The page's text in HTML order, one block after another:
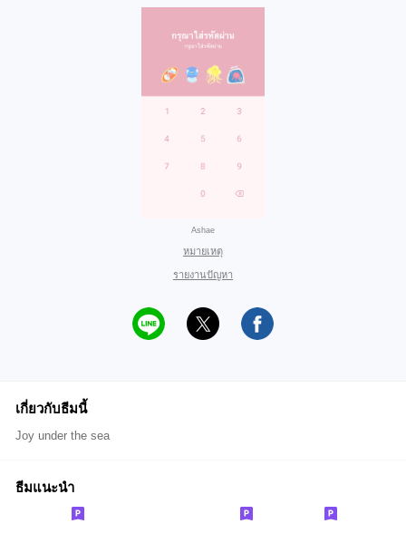
Ashae
หมายเหตุ
รายงานปัญหา
เกี่ยวกับธีมนี้
Joy under the sea
ธีมแนะนำ